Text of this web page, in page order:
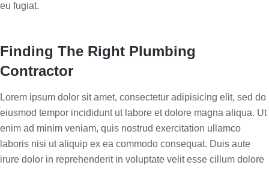
eu fugiat.
Finding The Right Plumbing
Contractor
Lorem ipsum dolor sit amet, consectetur adipisicing elit, sed do
eiusmod tempor incididunt ut labore et dolore magna aliqua. Ut
enim ad minim veniam, quis nostrud exercitation ullamco
laboris nisi ut aliquip ex ea commodo consequat. Duis aute
irure dolor in reprehenderit in voluptate velit esse cillum dolore